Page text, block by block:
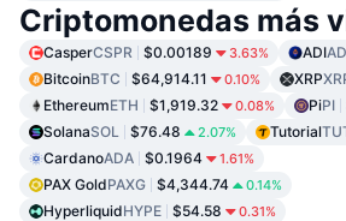
Criptomonedas más
CasperCSPR $0.00189 3.63% ADI
BitcoinBTC $64,914.11 0.10% XRP
EthereumETH $1,919.32 0.08% PiPI
SolanaSOL $76.48 2.07% Tutorial
CardanoADA $0.1964 1.61%
PAX GoldPAXG $4,344.74 0.14%
HyperliquidHYPE $54.58 0.31%